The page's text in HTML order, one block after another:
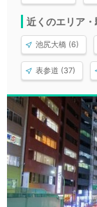
近くのエリア・
池尻大橋 (6)
表参道 (37)